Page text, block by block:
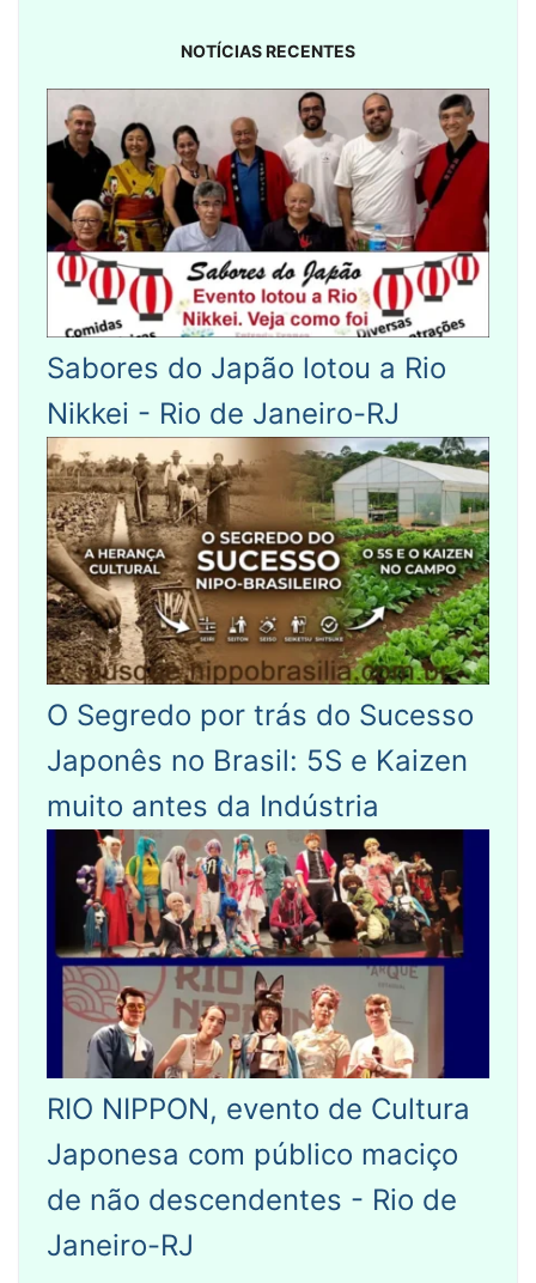
NOTÍCIAS RECENTES
Sabores do Japão lotou a Rio
Nikkei - Rio de Janeiro-RJ
O Segredo por trás do Sucesso
Japonês no Brasil: 5S e Kaizen
muito antes da Indústria
RIO NIPPON, evento de Cultura
Japonesa com público maciço
de não descendentes - Rio de
Janeiro-RJ